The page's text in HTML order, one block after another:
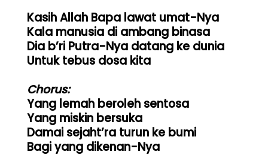
Kasih Allah Bapa lawat umat-Nya
Kala manusia di ambang binasa
Dia b’ri Putra-Nya datang ke dunia
Untuk tebus dosa kita
Chorus:
Yang lemah beroleh sentosa
Yang miskin bersuka
Damai sejaht’ra turun ke bumi
Bagi yang dikenan-Nya